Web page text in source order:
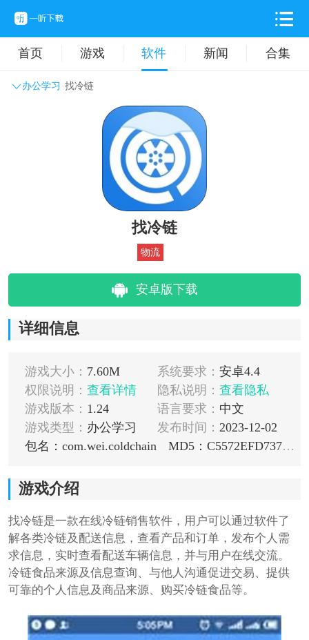
首页 游戏 软件 新闻 合集
办公学习 找冷链
主题壁纸 旅游出行
拍摄美化 时尚购物
找冷链
物流
安卓版下载
详细信息
游戏大小： 7.60M 系统要求： 安卓4.4
权限说明： 查看详情 隐私说明： 查看隐私
游戏版本： 1.24 语言要求： 中文
游戏类型： 办公学习 发布时间： 2023-12-02
包名：com.wei.coldchain
MD5：C5572EFD737BBE77434D3E84A4CF2A1B
游戏介绍
找冷链是一款在线冷链销售软件，用户可以通过软件了
解各类冷链及配送信息，查看产品和订单，发布个人需
求信息，实时查看配送车辆信息，并与用户在线交流。
冷链食品来源及信息查询、与他人沟通促进交易、提供
可靠的个人信息及商品来源、购买冷链食品等。